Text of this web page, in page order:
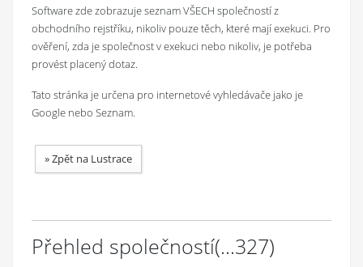
Software zde zobrazuje seznam VŠECH společností z
obchodního rejstříku, nikoliv pouze těch, které mají exekuci. Pro
ověření, zda je společnost v exekuci nebo nikoliv, je potřeba
provést placený dotaz.
Tato stránka je určena pro internetové vyhledávače jako je
Google nebo Seznam.
»Zpět na Lustrace
Přehled společností(...327)